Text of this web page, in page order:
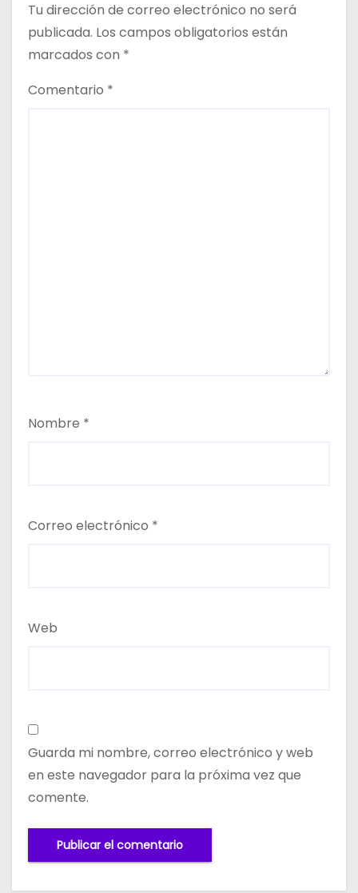
a
s
Tu dirección de correo electrónico no será
publicada. Los campos obligatorios están
marcados con *
Comentario *
Nombre *
Correo electrónico *
Web
Guarda mi nombre, correo electrónico y web
en este navegador para la próxima vez que
comente.